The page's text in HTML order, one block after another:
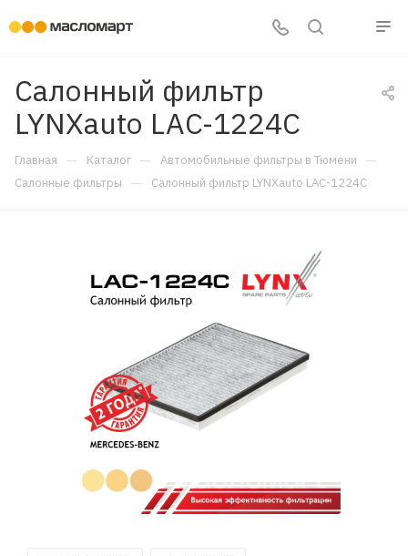
Салонный фильтр
LYNXauto LAC-1224C
Главная — Каталог — Автомобильные фильтры в Тюмени —
Салонные фильтры — Салонный фильтр LYNXauto LAC-1224C